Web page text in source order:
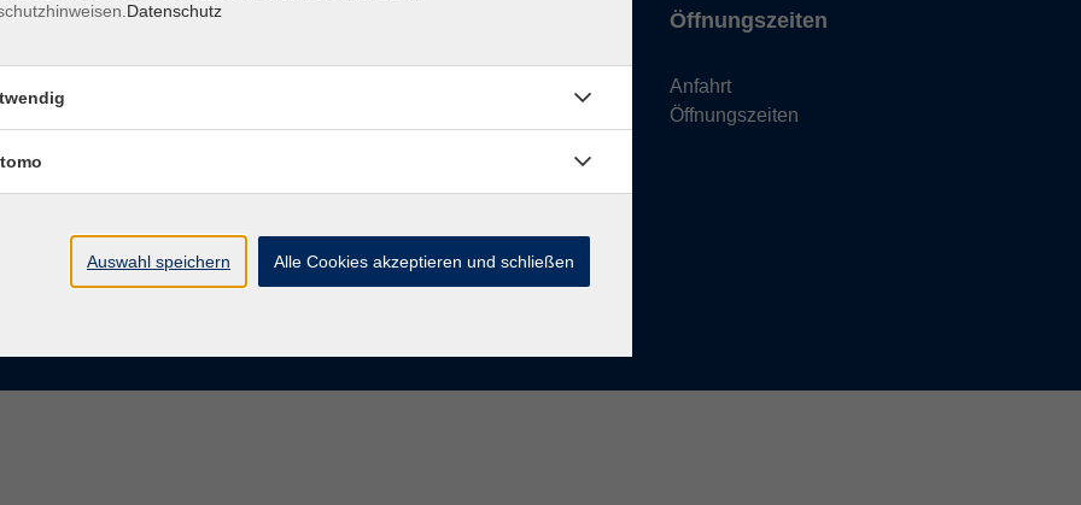
Kontaktformular
Öffnungszeiten
Anfahrt
Öffnungszeiten
Datenschutz
Auswahl speichern Alle Cookies akzeptieren und schließen